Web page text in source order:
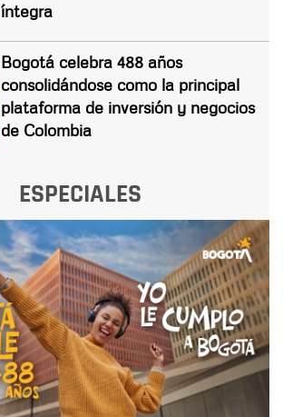
íntegra
Bogotá celebra 488 años
consolidándose como la principal
plataforma de inversión y negocios
de Colombia
ESPECIALES